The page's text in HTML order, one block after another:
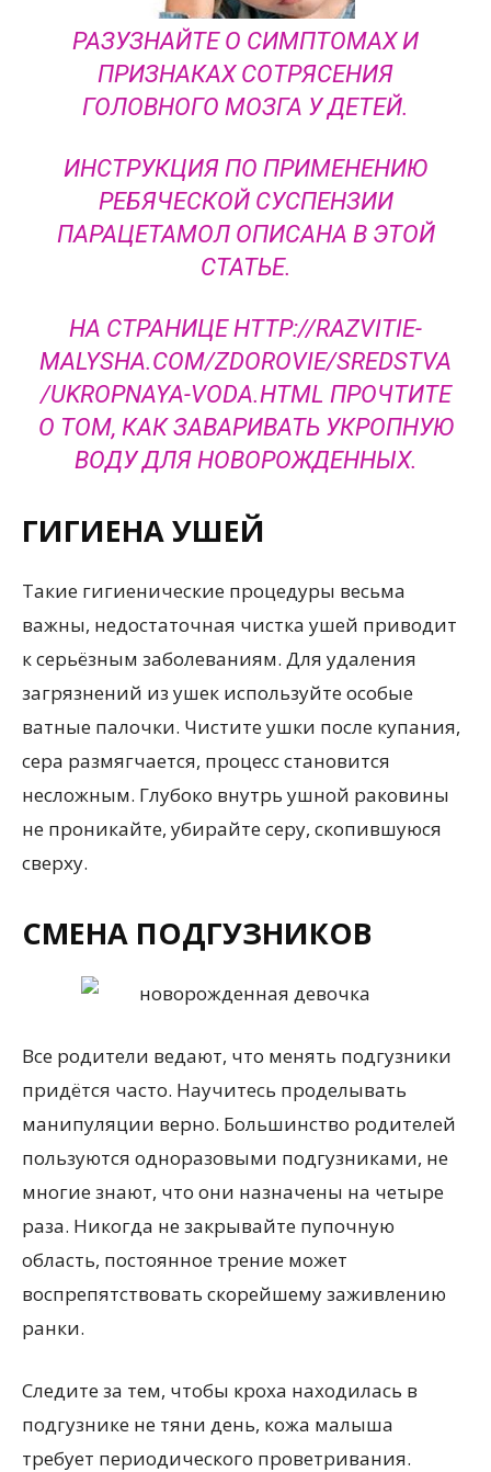
РАЗУЗНАЙТЕ О СИМПТОМАХ И
ПРИЗНАКАХ СОТРЯСЕНИЯ
ГОЛОВНОГО МОЗГА У ДЕТЕЙ.
ИНСТРУКЦИЯ ПО ПРИМЕНЕНИЮ
РЕБЯЧЕСКОЙ СУСПЕНЗИИ
ПАРАЦЕТАМОЛ ОПИСАНА В ЭТОЙ
СТАТЬЕ.
НА СТРАНИЦЕ HTTP://RAZVITIE-
MALYSHA.COM/ZDOROVIE/SREDSTVA
/UKROPNAYA-VODA.HTML ПРОЧТИТЕ
О ТОМ, КАК ЗАВАРИВАТЬ УКРОПНУЮ
ВОДУ ДЛЯ НОВОРОЖДЕННЫХ.
ГИГИЕНА УШЕЙ
Такие гигиенические процедуры весьма
важны, недостаточная чистка ушей приводит
к серьёзным заболеваниям. Для удаления
загрязнений из ушек используйте особые
ватные палочки. Чистите ушки после купания,
сера размягчается, процесс становится
несложным. Глубоко внутрь ушной раковины
не проникайте, убирайте серу, скопившуюся
сверху.
СМЕНА ПОДГУЗНИКОВ
Все родители ведают, что менять подгузники
придётся часто. Научитесь проделывать
манипуляции верно. Большинство родителей
пользуются одноразовыми подгузниками, не
многие знают, что они назначены на четыре
раза. Никогда не закрывайте пупочную
область, постоянное трение может
воспрепятствовать скорейшему заживлению
ранки.
Следите за тем, чтобы кроха находилась в
подгузнике не тяни день, кожа малыша
требует периодического проветривания.